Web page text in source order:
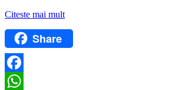
Citeste mai mult
Share
Facebook